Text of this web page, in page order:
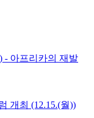
- 아프리카의 재발
개최 (12.15.(월))